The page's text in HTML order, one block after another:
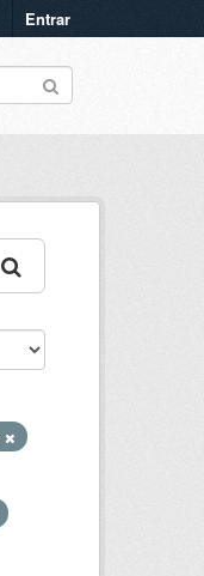
Entrar